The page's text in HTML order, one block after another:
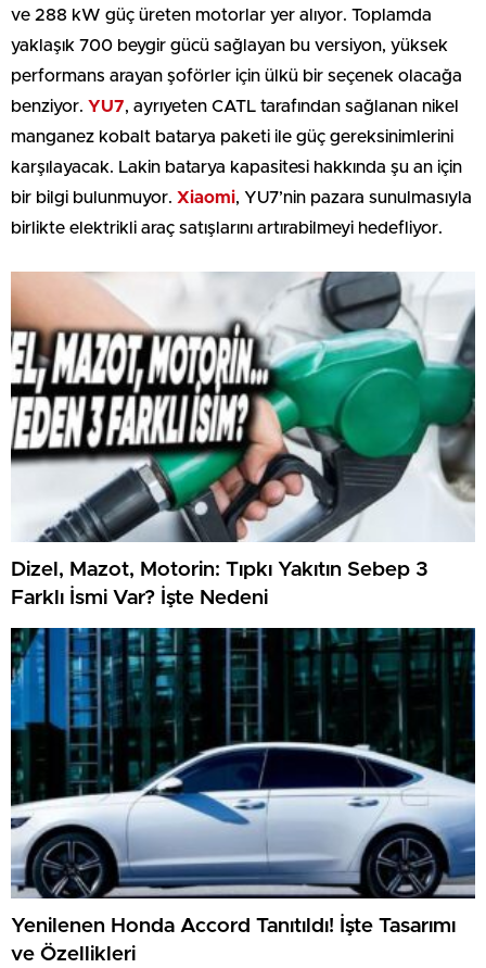
ve 288 kW güç üreten motorlar yer alıyor. Toplamda
yaklaşık 700 beygir gücü sağlayan bu versiyon, yüksek
performans arayan şoförler için ülkü bir seçenek olacağa
benziyor. YU7, ayrıyeten CATL tarafından sağlanan nikel
manganez kobalt batarya paketi ile güç gereksinimlerini
karşılayacak. Lakin batarya kapasitesi hakkında şu an için
bir bilgi bulunmuyor. Xiaomi, YU7’nin pazara sunulmasıyla
birlikte elektrikli araç satışlarını artırabilmeyi hedefliyor.
Dizel, Mazot, Motorin: Tıpkı Yakıtın Sebep 3
Farklı İsmi Var? İşte Nedeni
Yenilenen Honda Accord Tanıtıldı! İşte Tasarımı
ve Özellikleri